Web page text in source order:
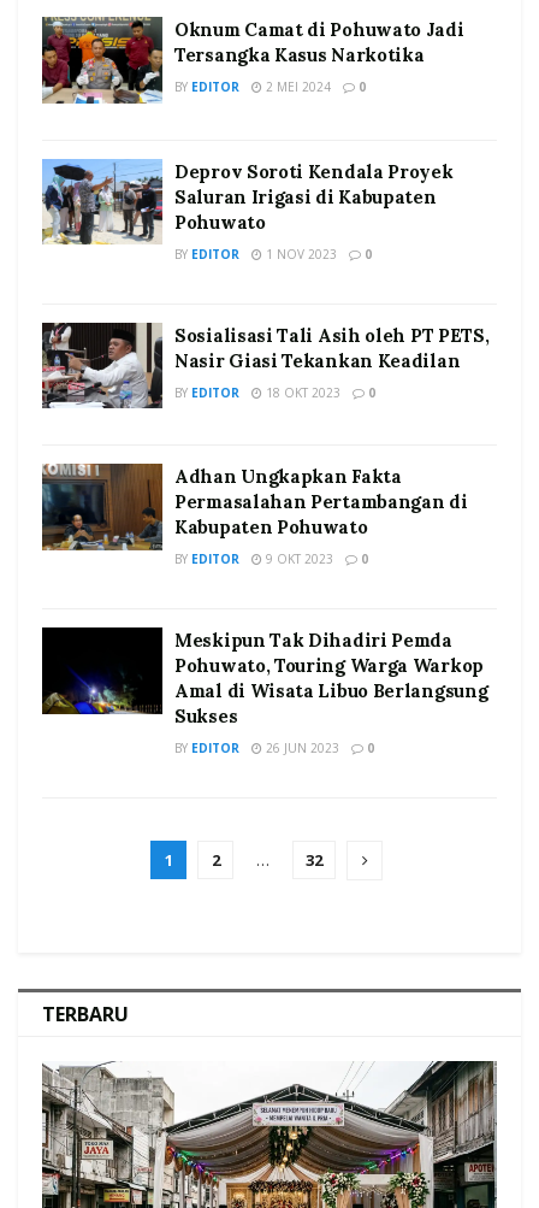
Oknum Camat di Pohuwato Jadi
Tersangka Kasus Narkotika
BY EDITOR 2 MEI 2024 0
Deprov Soroti Kendala Proyek
Saluran Irigasi di Kabupaten
Pohuwato
BY EDITOR 1 NOV 2023 0
Sosialisasi Tali Asih oleh PT PETS,
Nasir Giasi Tekankan Keadilan
BY EDITOR 18 OKT 2023 0
Adhan Ungkapkan Fakta
Permasalahan Pertambangan di
Kabupaten Pohuwato
BY EDITOR 9 OKT 2023 0
Meskipun Tak Dihadiri Pemda
Pohuwato, Touring Warga Warkop
Amal di Wisata Libuo Berlangsung
Sukses
BY EDITOR 26 JUN 2023 0
1 2 … 32
TERBARU